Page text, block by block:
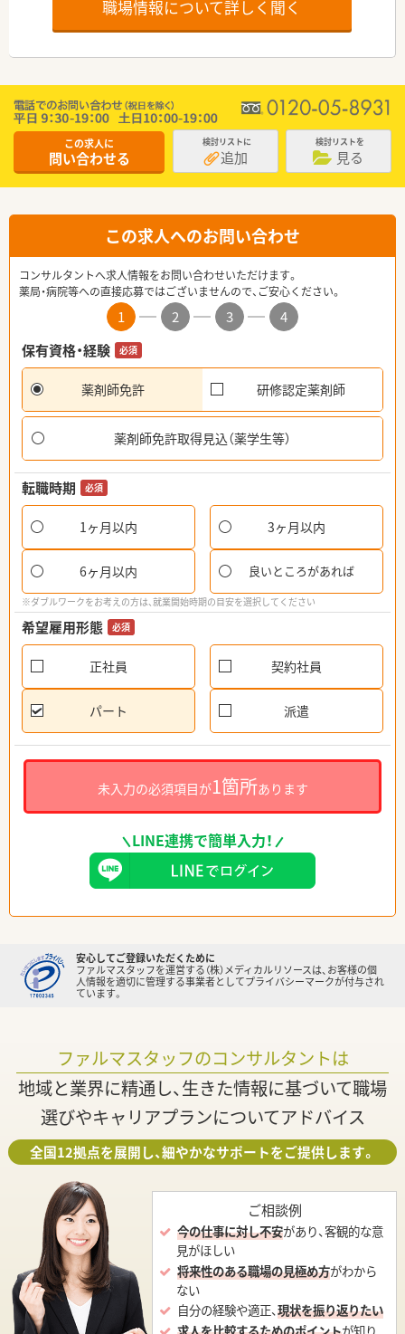
職場情報について詳しく聞く
この求人に
問い合わせる
検討リストに
追加
検討リストを
見る
この求人へのお問い合わせ
コンサルタントへ求人情報をお問い合わせいただけます。
薬局・病院等への直接応募ではございませんので、ご安心ください。
1 2 3
4
保有資格・経験
必須
薬剤師免許 研修認定薬剤師
薬剤師免許取得見込（薬学生等）
転職時期 必須
1ヶ月以内 3ヶ月以内
6ヶ月以内 良いところがあれば
※ダブルワークをお考えの方は、就業開始時期の目安を選択してください
希望雇用形態 必須
正社員 契約社員
パート 派遣
未入力の必須項目が1箇所あります
LINE連携で簡単入力！
安心してご登録いただくために
ファルマスタッフを運営する（株）メディカルリソースは、お客様の個
人情報を適切に管理する事業者としてプライバシーマークが付与され
ています。
ファルマスタッフのコンサルタントは
地域と業界に精通し、生きた情報に基づいて職場
選びやキャリアプランについてアドバイス
全国12拠点を展開し、細やかなサポートをご提供します。
ご相談例
今の仕事に対し不安があり、客観的な意
見がほしい
将来性のある職場の見極め方がわから
ない
自分の経験や適正、現状を振り返りたい